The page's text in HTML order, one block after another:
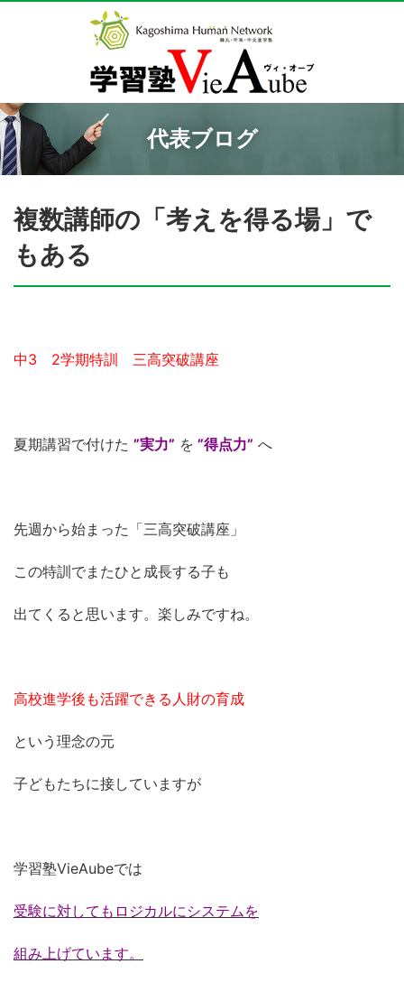
代表ブログ
複数講師の「考えを得る場」で
もある
中3 2学期特訓 三高突破講座
夏期講習で付けた ”実力” を ”得点力” へ
先週から始まった「三高突破講座」
この特訓でまたひと成長する子も
出てくると思います。楽しみですね。
高校進学後も活躍できる人財の育成
という理念の元
子どもたちに接していますが
学習塾VieAubeでは
受験に対してもロジカルにシステムを
組み上げています。